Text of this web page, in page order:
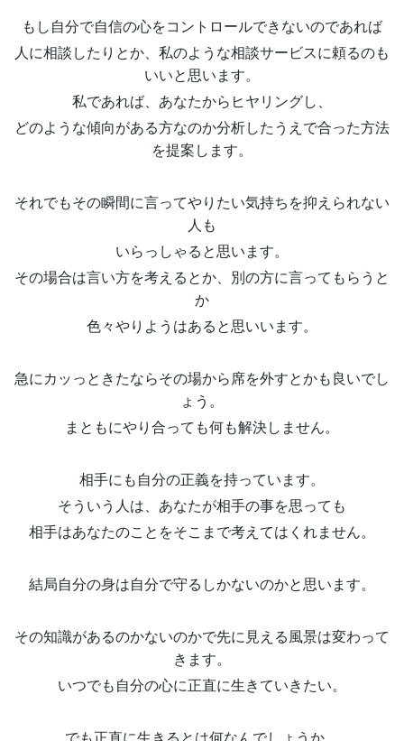
もし自分で自信の心をコントロールできないのであれば
人に相談したりとか、私のような相談サービスに頼るのも
いいと思います。
私であれば、あなたからヒヤリングし、
どのような傾向がある方なのか分析したうえで合った方法
を提案します。
それでもその瞬間に言ってやりたい気持ちを抑えられない
人も
いらっしゃると思います。
その場合は言い方を考えるとか、別の方に言ってもらうと
か
色々やりようはあると思いいます。
急にカッっときたならその場から席を外すとかも良いでし
ょう。
まともにやり合っても何も解決しません。
相手にも自分の正義を持っています。
そういう人は、あなたが相手の事を思っても
相手はあなたのことをそこまで考えてはくれません。
結局自分の身は自分で守るしかないのかと思います。
その知識があるのかないのかで先に見える風景は変わって
きます。
いつでも自分の心に正直に生きていきたい。
でも正直に生きるとは何なんでしょうか。